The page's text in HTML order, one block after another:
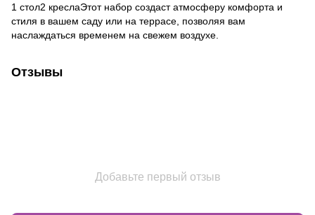
1 стол2 креслаЭтот набор создаст атмосферу комфорта и
стиля в вашем саду или на террасе, позволяя вам
наслаждаться временем на свежем воздухе.
Отзывы
Добавьте первый отзыв